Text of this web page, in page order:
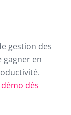
gestion des
gagner en
dès